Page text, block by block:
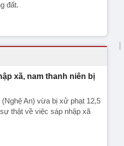
đất.
xã, nam thanh niên bị
An) vừa bị xử phạt 12,5
thật về việc sáp nhập xã